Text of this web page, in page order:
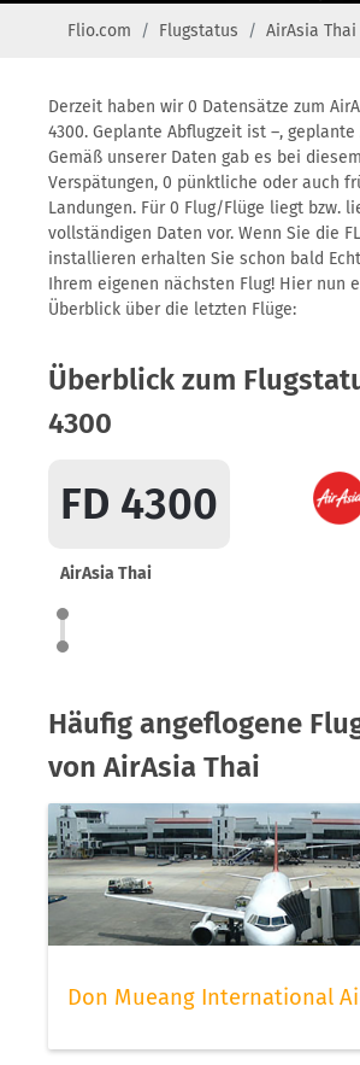
Flio.com Flugstatus AirAsia Thai
Derzeit haben wir 0 Datensätze zum
4300. Geplante Abflugzeit ist –,
Gemäß unserer Daten gab es bei
Verspätungen, 0 pünktliche oder auch
Landungen. Für 0 Flug/Flüge liegt bzw.
vollständigen Daten vor. Wenn Sie die
installieren erhalten Sie schon bald
Ihrem eigenen nächsten Flug! Hier nun
Überblick über die letzten Flüge:
Überblick zum
4300
FD 4300
AirAsia Thai
Häufig angeflogene
von AirAsia Thai
Don Mueang International